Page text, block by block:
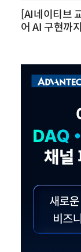
[AI네이티브
어 AI 구현까